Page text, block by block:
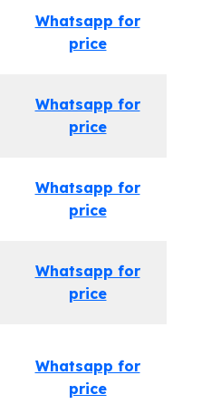
Whatsapp for
price
Whatsapp for
price
Whatsapp for
price
Whatsapp for
price
Whatsapp for
price